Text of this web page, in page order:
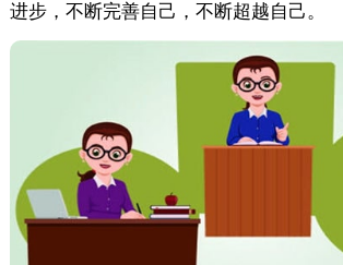
进步，不断完善自己，不断超越自己。